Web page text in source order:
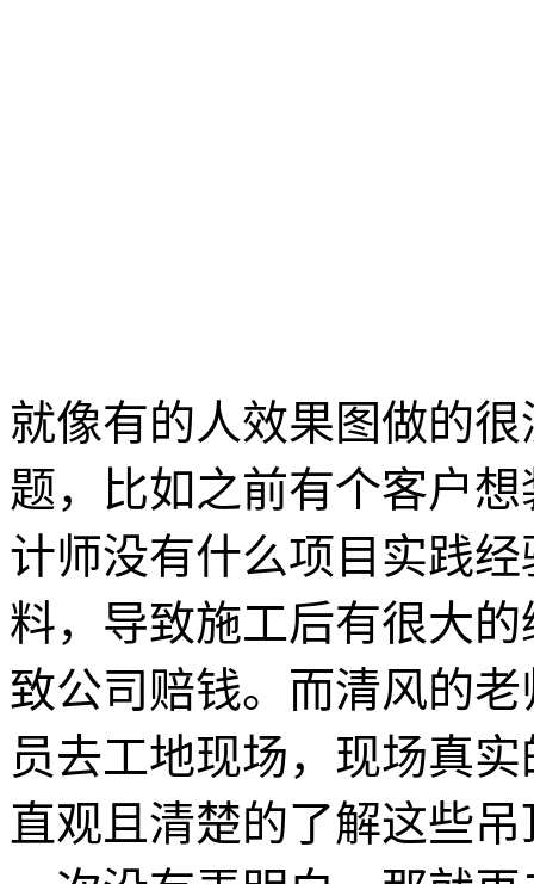
就像有的人效果图做的
题，比如之前有个客户
计师没有什么项目实践
料，导致施工后有很大
致公司赔钱。而清风的
员去工地现场，现场真
直观且清楚的了解这些